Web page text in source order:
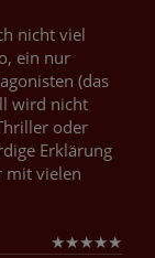
nicht viel
ein nur
(das
wird nicht
oder
Erklärung
mit vielen
★★★★★